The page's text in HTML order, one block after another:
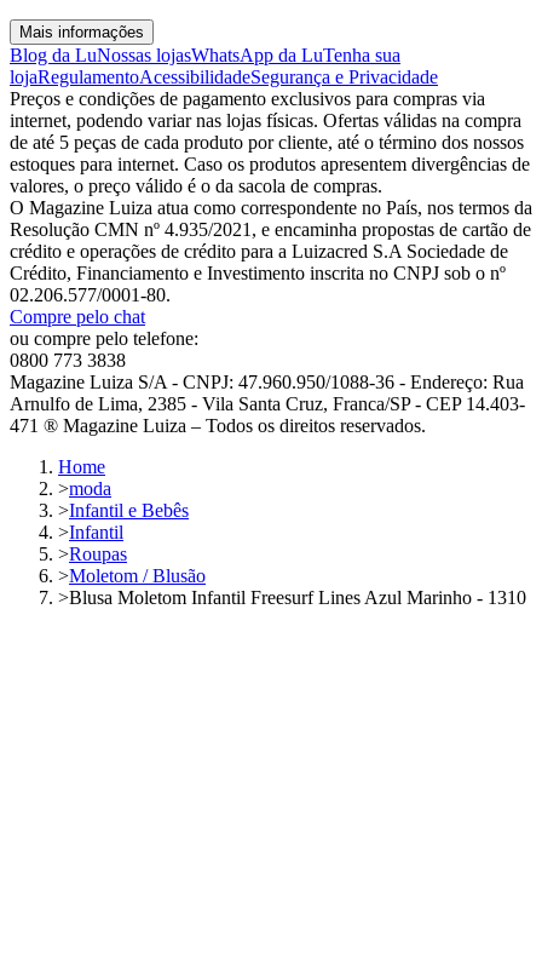
Mais informações
Blog da LuNossas lojasWhatsApp da LuTenha sua
lojaRegulamentoAcessibilidadeSegurança e Privacidade
Preços e condições de pagamento exclusivos para compras via
internet, podendo variar nas lojas físicas. Ofertas válidas na compra
de até 5 peças de cada produto por cliente, até o término dos nossos
estoques para internet. Caso os produtos apresentem divergências de
valores, o preço válido é o da sacola de compras.
O Magazine Luiza atua como correspondente no País, nos termos da
Resolução CMN nº 4.935/2021, e encaminha propostas de cartão de
crédito e operações de crédito para a Luizacred S.A Sociedade de
Crédito, Financiamento e Investimento inscrita no CNPJ sob o nº
02.206.577/0001-80.
Compre pelo chat
ou compre pelo telefone:
0800 773 3838
Magazine Luiza S/A - CNPJ: 47.960.950/1088-36 - Endereço: Rua
Arnulfo de Lima, 2385 - Vila Santa Cruz, Franca/SP - CEP 14.403-
471 ® Magazine Luiza – Todos os direitos reservados.
Home
>moda
>Infantil e Bebês
>Infantil
>Roupas
>Moletom / Blusão
>Blusa Moletom Infantil Freesurf Lines Azul Marinho - 1310